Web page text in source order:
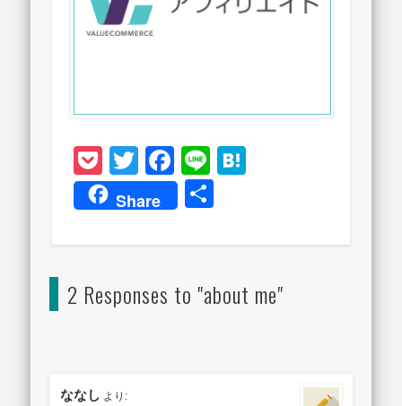
Pocket
Twitter
Facebook
Line
Share
2 Responses to "about me"
ななし より: